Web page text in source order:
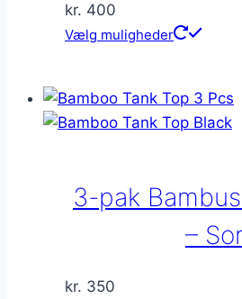
kr. 400
Vælg muligheder
Dette
flere
på
3-pak
–
kr. 350